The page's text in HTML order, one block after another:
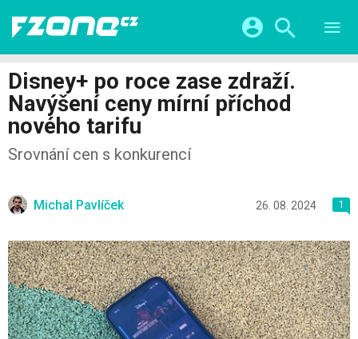
VIDEA
SERIÁLY
KATEGORIE
CHYTRÁ MĚSTA
ŽIVOT BUDOUCNOSTI
HRY A ZÁBAVA
FINTECH
Facebook Google
Twitter Apple
Disney+ po roce zase zdraží.
Navýšení ceny mírní příchod
nového tarifu
Srovnání cen s konkurencí
Michal Pavlíček 26. 08. 2024 1